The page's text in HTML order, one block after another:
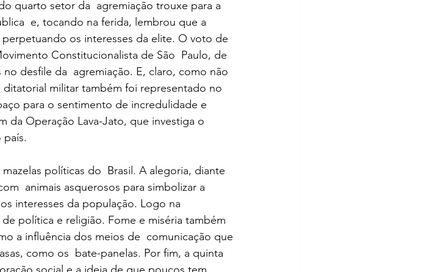
quarto setor da  agremiação trouxe para a
e, tocando na ferida, lembrou que a
os interesses da elite. O voto de
Constitucionalista de São  Paulo, de
desfile da  agremiação. E, claro, como não
militar também foi representado no
para o sentimento de incredulidade e
da Operação Lava-Jato, que investiga o
políticas do  Brasil. A alegoria, diante
animais asquerosos para simbolizar a
interesses da população. Logo na
política e religião. Fome e miséria também
a influência dos meios de  comunicação que
como os  bate-panelas. Por fim, a quinta
social e a ideia de que poucos tem